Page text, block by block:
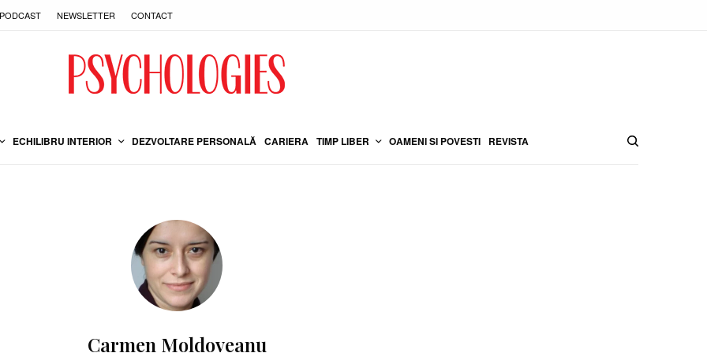
PODCAST NEWSLETTER CONTACT
ECHILIBRU INTERIOR DEZVOLTARE PERSONALĂ CARIERA TIMP LIBER OAMENI SI POVESTI REVISTA
Carmen Moldoveanu